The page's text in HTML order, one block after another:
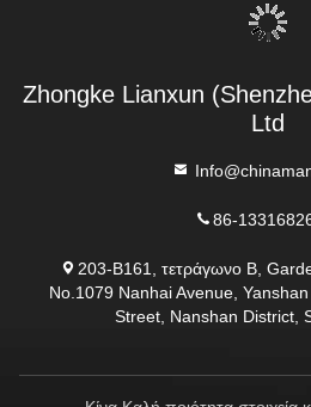
Zhongke Lianxun
Ltd
86-
203-Β161, τετράγωνο Β,
No.1079 Nanhai Avenue,
Street, Nanshan District,